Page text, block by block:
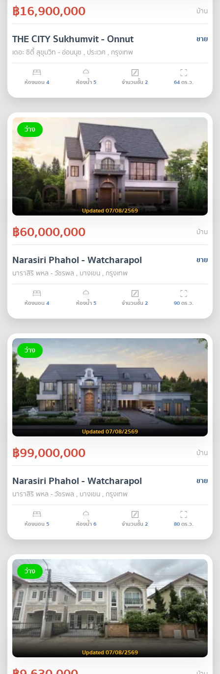
฿16,900,000 บ้าน
ขาย
THE CITY Sukhumvit - Onnut
เดอะ ซิตี้ สุขุมวิท - อ่อนนุช , ประเวศ , กรุงเทพ
ห้องนอน 4 ห้องน้ำ5 จำนวนชั้น 2 64ตร.ว.
ว่าง
Updated 07/08/2569
฿60,000,000 บ้าน
ขาย
Narasiri Phahol - Watcharapol
นาราสิริ พหล - วัชรพล , บางเขน , กรุงเทพ
ห้องนอน 4 ห้องน้ำ5 จำนวนชั้น 2 90ตร.ว.
ว่าง
Updated 07/08/2569
฿99,000,000 บ้าน
ขาย
Narasiri Phahol - Watcharapol
นาราสิริ พหล - วัชรพล , บางเขน , กรุงเทพ
ห้องนอน 5 ห้องน้ำ6 จำนวนชั้น 2 80ตร.ว.
ว่าง
Updated 07/08/2569